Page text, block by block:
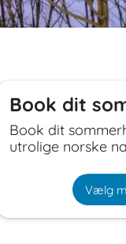
Book dit
Book dit
utrolige norske
Vælg